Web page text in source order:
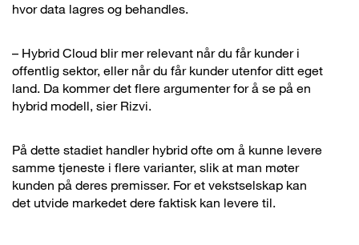
hvor data lagres og behandles.
– Hybrid Cloud blir mer relevant når du får kunder i
offentlig sektor, eller når du får kunder utenfor ditt eget
land. Da kommer det flere argumenter for å se på en
hybrid modell, sier Rizvi.
På dette stadiet handler hybrid ofte om å kunne levere
samme tjeneste i flere varianter, slik at man møter
kunden på deres premisser. For et vekstselskap kan
det utvide markedet dere faktisk kan levere til.